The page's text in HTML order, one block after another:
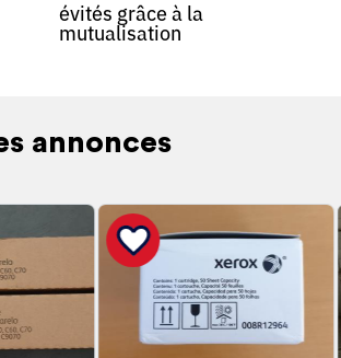
évités grâce à la
mutualisation
annonces